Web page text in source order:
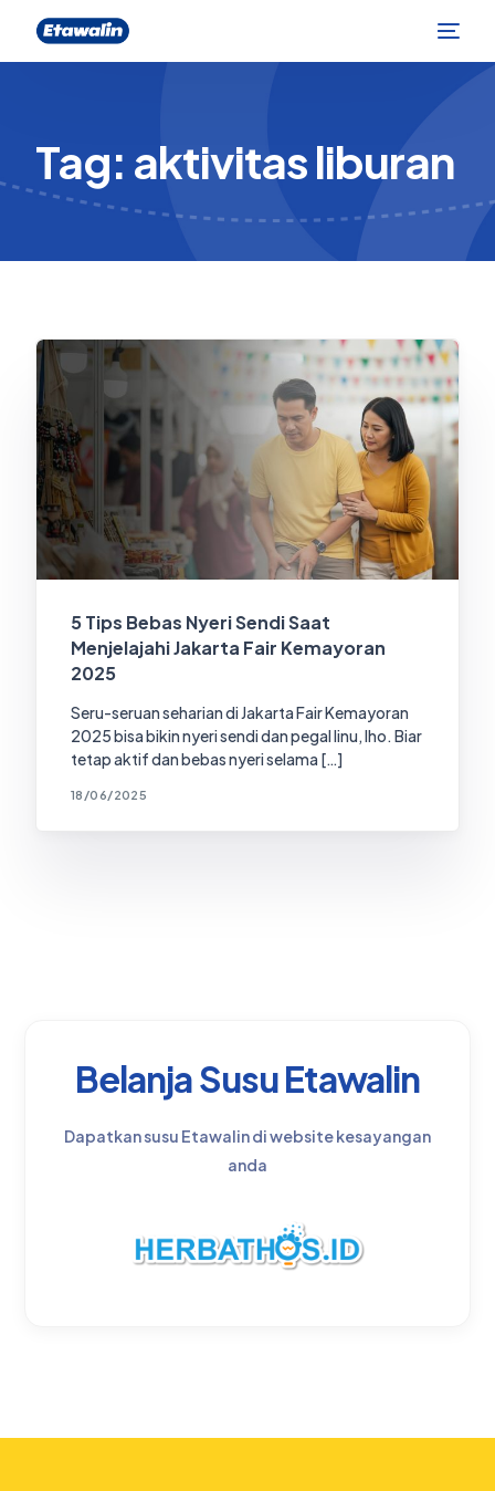
Tag: aktivitas liburan
5 Tips Bebas Nyeri Sendi Saat
Menjelajahi Jakarta Fair Kemayoran
2025
Seru-seruan seharian di Jakarta Fair Kemayoran
2025 bisa bikin nyeri sendi dan pegal linu, lho. Biar
tetap aktif dan bebas nyeri selama […]
18/06/2025
Belanja Susu Etawalin
Dapatkan susu Etawalin di website kesayangan
anda